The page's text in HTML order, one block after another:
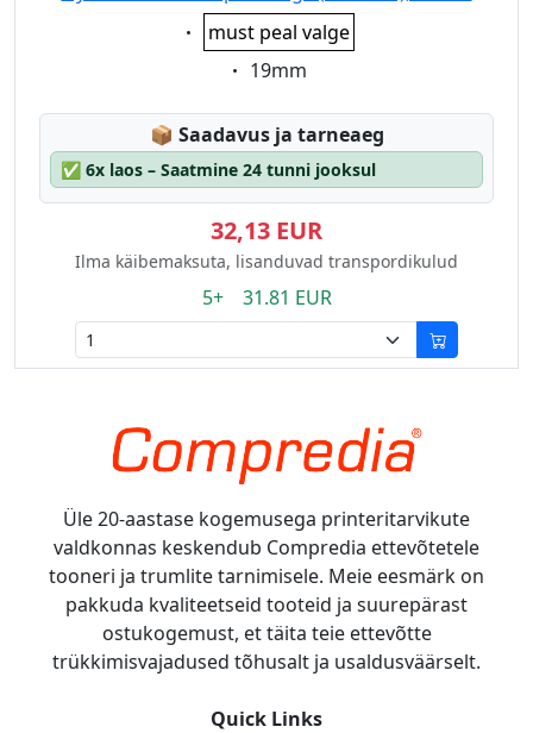
Eigenschaft:
must peal valge
Eigenschaft:
19mm
📦 Lagerstatus:
Saadavus ja tarneaeg
✅ 6x laos – Saatmine 24 tunni jooksul
32,13 EUR
Ilma käibemaksuta, lisanduvad transpordikulud
5+ 31.81 EUR
Üle 20-aastase kogemusega printeritarvikute
valdkonnas keskendub Compredia ettevõtetele
tooneri ja trumlite tarnimisele. Meie eesmärk on
pakkuda kvaliteetseid tooteid ja suurepärast
ostukogemust, et täita teie ettevõtte
trükkimisvajadused tõhusalt ja usaldusväärselt.
Quick Links